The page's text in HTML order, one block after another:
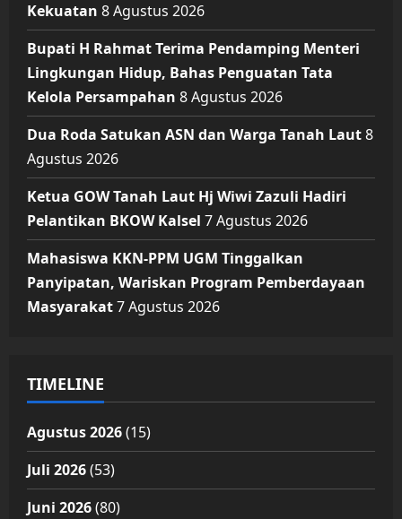
Kekuatan 8 Agustus 2026
Bupati H Rahmat Terima Pendamping Menteri
Lingkungan Hidup, Bahas Penguatan Tata
Kelola Persampahan 8 Agustus 2026
Dua Roda Satukan ASN dan Warga Tanah Laut8
Agustus 2026
Ketua GOW Tanah Laut Hj Wiwi Zazuli Hadiri
Pelantikan BKOW Kalsel 7 Agustus 2026
Mahasiswa KKN-PPM UGM Tinggalkan
Panyipatan, Wariskan Program Pemberdayaan
Masyarakat7 Agustus 2026
TIMELINE
Agustus 2026(15)
Juli 2026(53)
Juni 2026(80)